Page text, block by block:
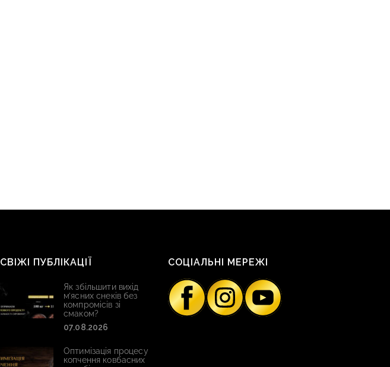
СВІЖІ ПУБЛІКАЦІЇ
Як збільшити вихід
м’ясних снеків без
компромісів зі
смаком?
07.08.2026
Оптимізація процесу
копчення ковбасних
СОЦІАЛЬНІ МЕРЕЖІ